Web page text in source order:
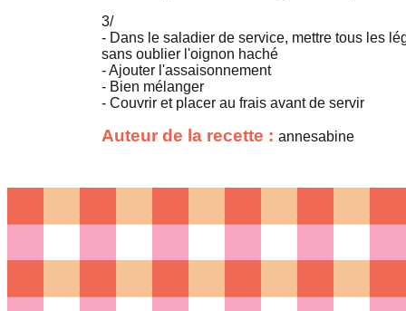
3/
- Dans le saladier de service, mettre tous les
sans oublier l'oignon haché
- Ajouter l'assaisonnement
- Bien mélanger
- Couvrir et placer au frais avant de servir
Auteur de la recette : annesabine